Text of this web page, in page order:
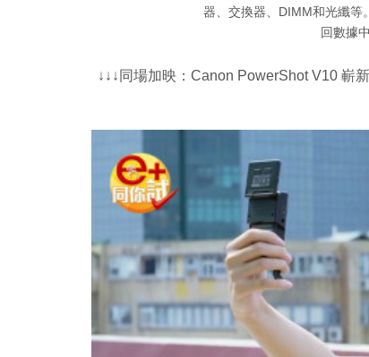
器、交換器、DIMM和光纖等
回數據
↓↓↓同場加映：Canon PowerShot V10 嶄